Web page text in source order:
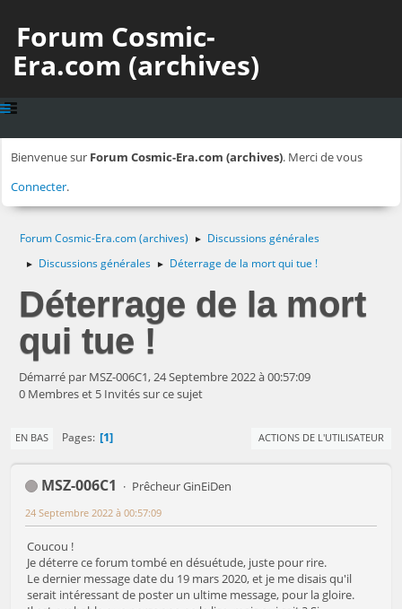
Forum Cosmic-
Era.com (archives)
Bienvenue sur Forum Cosmic-Era.com (archives). Merci de vous
Connecter.
Forum Cosmic-Era.com (archives) ► Discussions générales
► Discussions générales ► Déterrage de la mort qui tue !
Déterrage de la mort
qui tue !
Démarré par MSZ-006C1, 24 Septembre 2022 à 00:57:09
0 Membres et 5 Invités sur ce sujet
EN BAS Pages 1 ACTIONS DE L'UTILISATEUR
MSZ-006C1 Prêcheur GinEiDen
24 Septembre 2022 à 00:57:09
Coucou !
Je déterre ce forum tombé en désuétude, juste pour rire.
Le dernier message date du 19 mars 2020, et je me disais qu'il
serait intéressant de poster un ultime message, pour la gloire.